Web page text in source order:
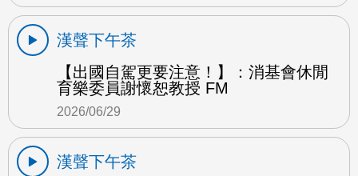
漢聲下午茶
【出國自駕更要注意！】：消基會休閒
育樂委員謝懷恕教授 FM
2026/06/29
漢聲下午茶